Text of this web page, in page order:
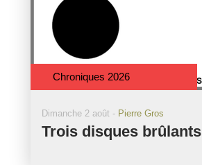
Chroniques 2026
Dimanche 2 août - Pierre Gros
Trois disques brûlants